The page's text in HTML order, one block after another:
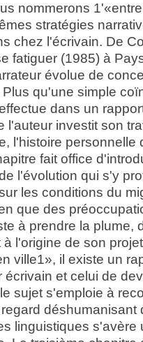
nommerons
stratégies
chez l'écrivain. De
fatiguer (1985) à
évolue de
Plus qu'une simple
dans un
l'auteur investit son
l'histoire personnelle
fait office
l'évolution qui s'y
les conditions du
que des
à prendre la plume,
l'origine de son
ville1», il existe un
écrivain et celui de
sujet s'emploie à
déshumanisant
linguistiques s'avère